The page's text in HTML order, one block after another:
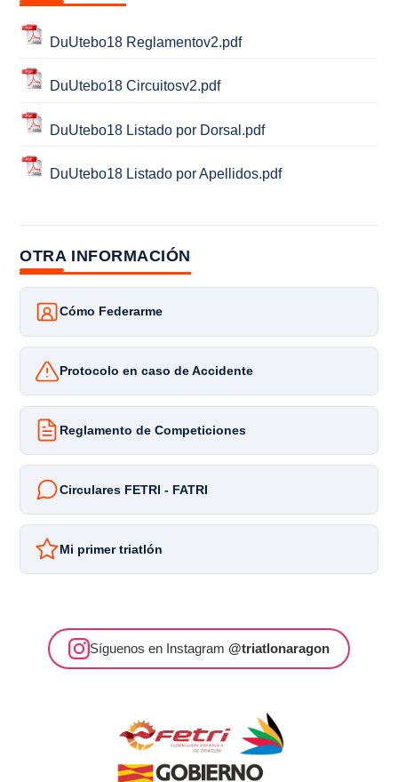
DuUtebo18 Reglamentov2.pdf
DuUtebo18 Circuitosv2.pdf
DuUtebo18 Listado por Dorsal.pdf
DuUtebo18 Listado por Apellidos.pdf
OTRA INFORMACIÓN
Cómo Federarme
Protocolo en caso de Accidente
Reglamento de Competiciones
Circulares FETRI - FATRI
Mi primer triatlón
Síguenos en Instagram @triatlonaragon